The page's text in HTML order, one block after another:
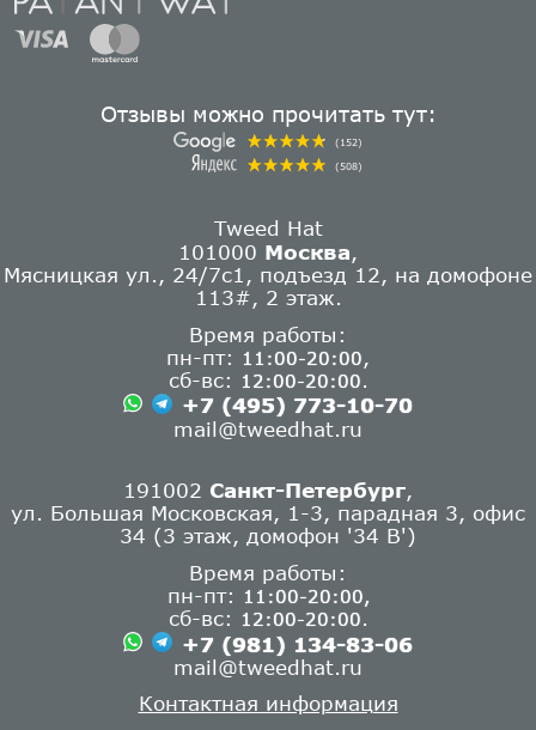
Отзывы можно прочитать тут:
(152)
(508)
Tweed Hat
101000 Москва
Мясницкая ул., 24/7с1, подъезд 12, на домофоне
113#, 2 этаж.
Время работы:
пн-пт:
11:00-20:00
сб-вс:
12:00-20:00
+7 (495) 773-10-70
mail@tweedhat.ru
191002 Санкт-Петербург
ул. Большая Московская, 1-3, парадная 3, офис
34 (3 этаж, домофон '34 В')
Время работы:
пн-пт:
11:00-20:00,
сб-вс: 12:00-20:00
+7 (981) 134-83-06
mail@tweedhat.ru
Контактная информация